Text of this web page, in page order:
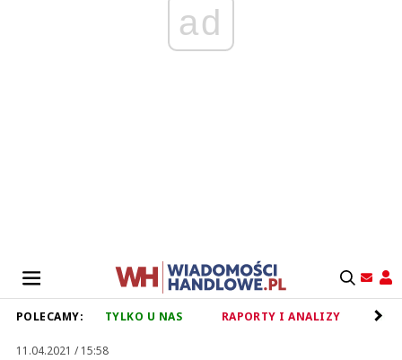
ad
POLECAMY: TYLKO U NAS RAPORTY I ANALIZY
11.04.2021 / 15:58